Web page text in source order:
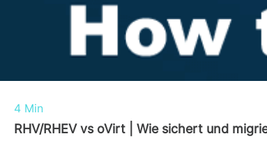
4 Min
RHV/RHEV vs oVirt | Wie sichert und